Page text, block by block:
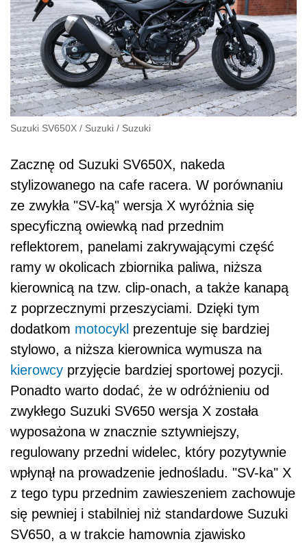
Suzuki SV650X / Suzuki / Suzuki
Zacznę od Suzuki SV650X, nakeda
stylizowanego na cafe racera. W porównaniu
ze zwykła "SV-ką" wersja X wyróżnia się
specyficzną owiewką nad przednim
reflektorem, panelami zakrywającymi część
ramy w okolicach zbiornika paliwa, niższa
kierownicą na tzw. clip-onach, a także kanapą
z poprzecznymi przeszyciami. Dzięki tym
dodatkom motocykl prezentuje się bardziej
stylowo, a niższa kierownica wymusza na
kierowcy przyjęcie bardziej sportowej pozycji.
Ponadto warto dodać, że w odróżnieniu od
zwykłego Suzuki SV650 wersja X została
wyposażona w znacznie sztywniejszy,
regulowany przedni widelec, który pozytywnie
wpłynął na prowadzenie jednośladu. "SV-ka" X
z tego typu przednim zawieszeniem zachowuje
się pewniej i stabilniej niż standardowe Suzuki
SV650, a w trakcie hamownia zjawisko